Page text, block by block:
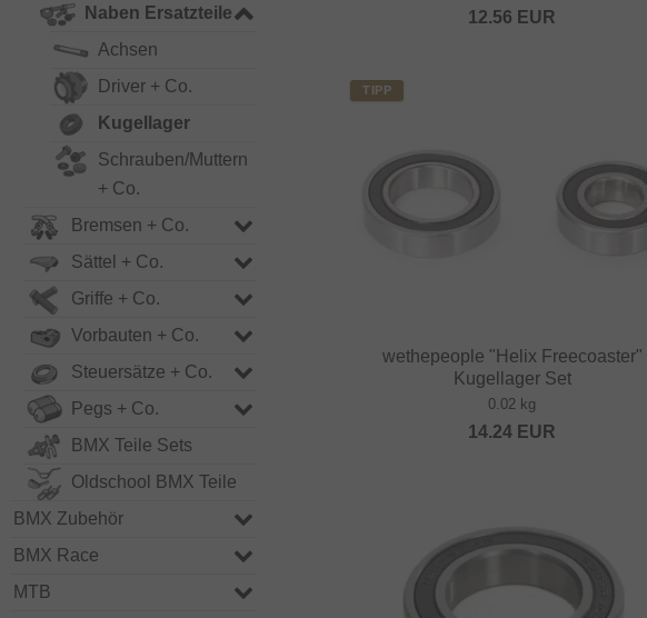
Naben Ersatzteile
Achsen
Driver + Co.
Kugellager
Schrauben/Muttern
+ Co.
Bremsen + Co.
Sättel + Co.
Griffe + Co.
Vorbauten + Co.
Steuersätze + Co.
Pegs + Co.
BMX Teile Sets
Oldschool BMX Teile
BMX Zubehör
BMX Race
MTB
12.56 EUR
TIPP
wethepeople "Helix Freecoaster"
Kugellager Set
0.02 kg
14.24 EUR